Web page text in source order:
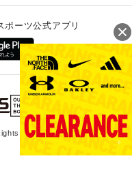
ポーツ公式アプリ
Reserved.